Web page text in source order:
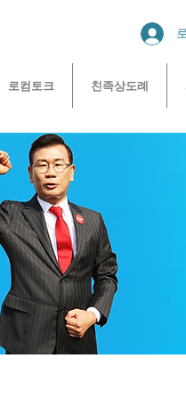
로컴토크 친족상도례